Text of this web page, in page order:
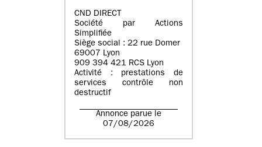
CND DIRECT
Société par Actions
Simplifiée
Siège social : 22 rue Domer
69007 Lyon
909 394 421 RCS Lyon
Activité : prestations de
services contrôle non
destructif
Annonce parue le
07/08/2026